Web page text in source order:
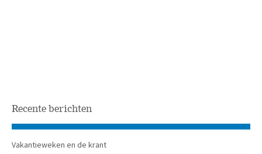
Recente berichten
Vakantieweken en de krant